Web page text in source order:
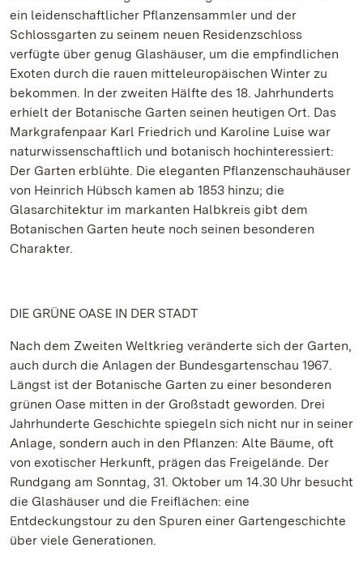
ein leidenschaftlicher Pflanzensammler und der
Schlossgarten zu seinem neuen Residenzschloss
verfügte über genug Glashäuser, um die empfindlichen
Exoten durch die rauen mitteleuropäischen Winter zu
bekommen. In der zweiten Hälfte des 18. Jahrhunderts
erhielt der Botanische Garten seinen heutigen Ort. Das
Markgrafenpaar Karl Friedrich und Karoline Luise war
naturwissenschaftlich und botanisch hochinteressiert:
Der Garten erblühte. Die eleganten Pflanzenschauhäuser
von Heinrich Hübsch kamen ab 1853 hinzu; die
Glasarchitektur im markanten Halbkreis gibt dem
Botanischen Garten heute noch seinen besonderen
Charakter.
DIE GRÜNE OASE IN DER STADT
Nach dem Zweiten Weltkrieg veränderte sich der Garten,
auch durch die Anlagen der Bundesgartenschau 1967.
Längst ist der Botanische Garten zu einer besonderen
grünen Oase mitten in der Großstadt geworden. Drei
Jahrhunderte Geschichte spiegeln sich nicht nur in seiner
Anlage, sondern auch in den Pflanzen: Alte Bäume, oft
von exotischer Herkunft, prägen das Freigelände. Der
Rundgang am Sonntag, 31. Oktober um 14.30 Uhr besucht
die Glashäuser und die Freiflächen: eine
Entdeckungstour zu den Spuren einer Gartengeschichte
über viele Generationen.